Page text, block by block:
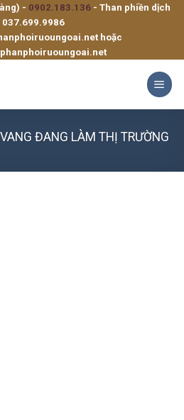
- 0902.183.136 - Than phiền dịch
037.699.9986
hoặc
ĐANG LÀM THỊ TRƯỜNG